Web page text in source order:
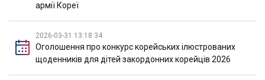
армії Кореї
2026-03-31 13:18:34
Оголошення про конкурс корейських ілюстрованих
щоденників для дітей закордонних корейців 2026